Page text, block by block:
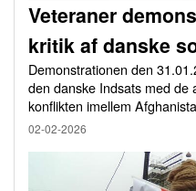
Veteraner
kritik af danske
Demonstrationen den
den danske Indsats med de
konflikten imellem
02-02-2026